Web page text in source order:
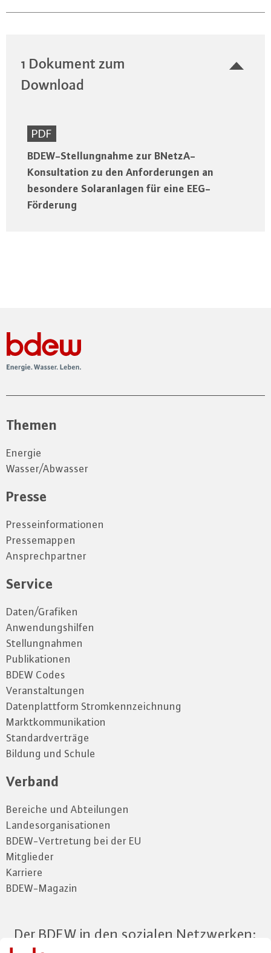
1 Dokument zum
Download
PDF
BDEW-Stellungnahme zur BNetzA-
Konsultation zu den Anforderungen an
besondere Solaranlagen für eine EEG-
Förderung
Themen
Energie
Wasser/Abwasser
Presse
Presseinformationen
Pressemappen
Ansprechpartner
Service
Daten/Grafiken
Anwendungshilfen
Stellungnahmen
Publikationen
BDEW Codes
Veranstaltungen
Datenplattform Stromkennzeichnung
Marktkommunikation
Standardverträge
Bildung und Schule
Verband
Bereiche und Abteilungen
Landesorganisationen
BDEW-Vertretung bei der EU
Mitglieder
Karriere
BDEW-Magazin
Der BDEW in den sozialen Netzwerken: